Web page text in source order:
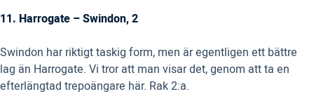
11. Harrogate – Swindon, 2
Swindon har riktigt taskig form, men är egentligen ett bättre
lag än Harrogate. Vi tror att man visar det, genom att ta en
efterlängtad trepoängare här. Rak 2:a.